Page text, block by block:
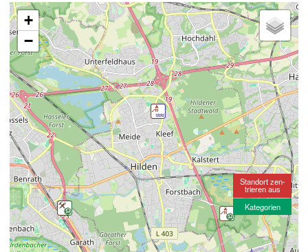
+
−
Standort zen-
trieren aus
Kategorien